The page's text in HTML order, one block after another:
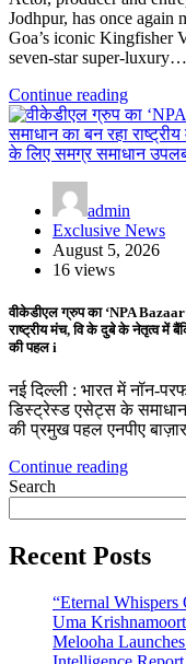
Jodhpur, has once again
Goa’s iconic Kingfisher
seven-star super-luxury…
Continue reading
admin
Exclusive News
August 5, 2026
16 views
वीकेडीएल ग्रुप का ‘NPA
राष्ट्रीय मंच, वि के दुबे के नेतृत्व में
की पहल i
नई दिल्ली : भारत में नॉन-
डिस्ट्रेस्ड एसेट्स के
की प्रमुख पहल एनपीए
Continue reading
Search
Recent Posts
“Eternal
Uma
Melooha